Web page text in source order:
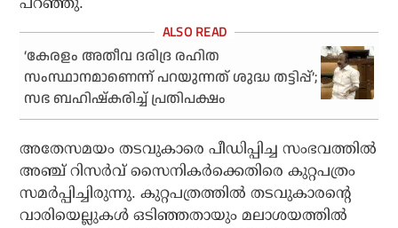
‘കേരളം അതീവ ദരിദ്ര രഹിത
സംസ്ഥാനമാണെന്ന് പറയുന്നത് ശുദ്ധ തട്ടിപ്പ്’;
സഭ ബഹിഷ്കരിച്ച് പ്രതിപക്ഷം
അതേസമയം തടവുകാരെ പീഡിപ്പിച്ച സംഭവത്തില്‍
അഞ്ച് റിസര്‍വ് സൈനികര്‍ക്കെതിരെ കുറ്റപത്രം
സമര്‍പ്പിച്ചിരുന്നു. കുറ്റപത്രത്തില്‍ തടവുകാരന്റെ
വാരിയെല്ലുകള്‍ ഒടിഞ്ഞതായും മലാശയത്തില്‍